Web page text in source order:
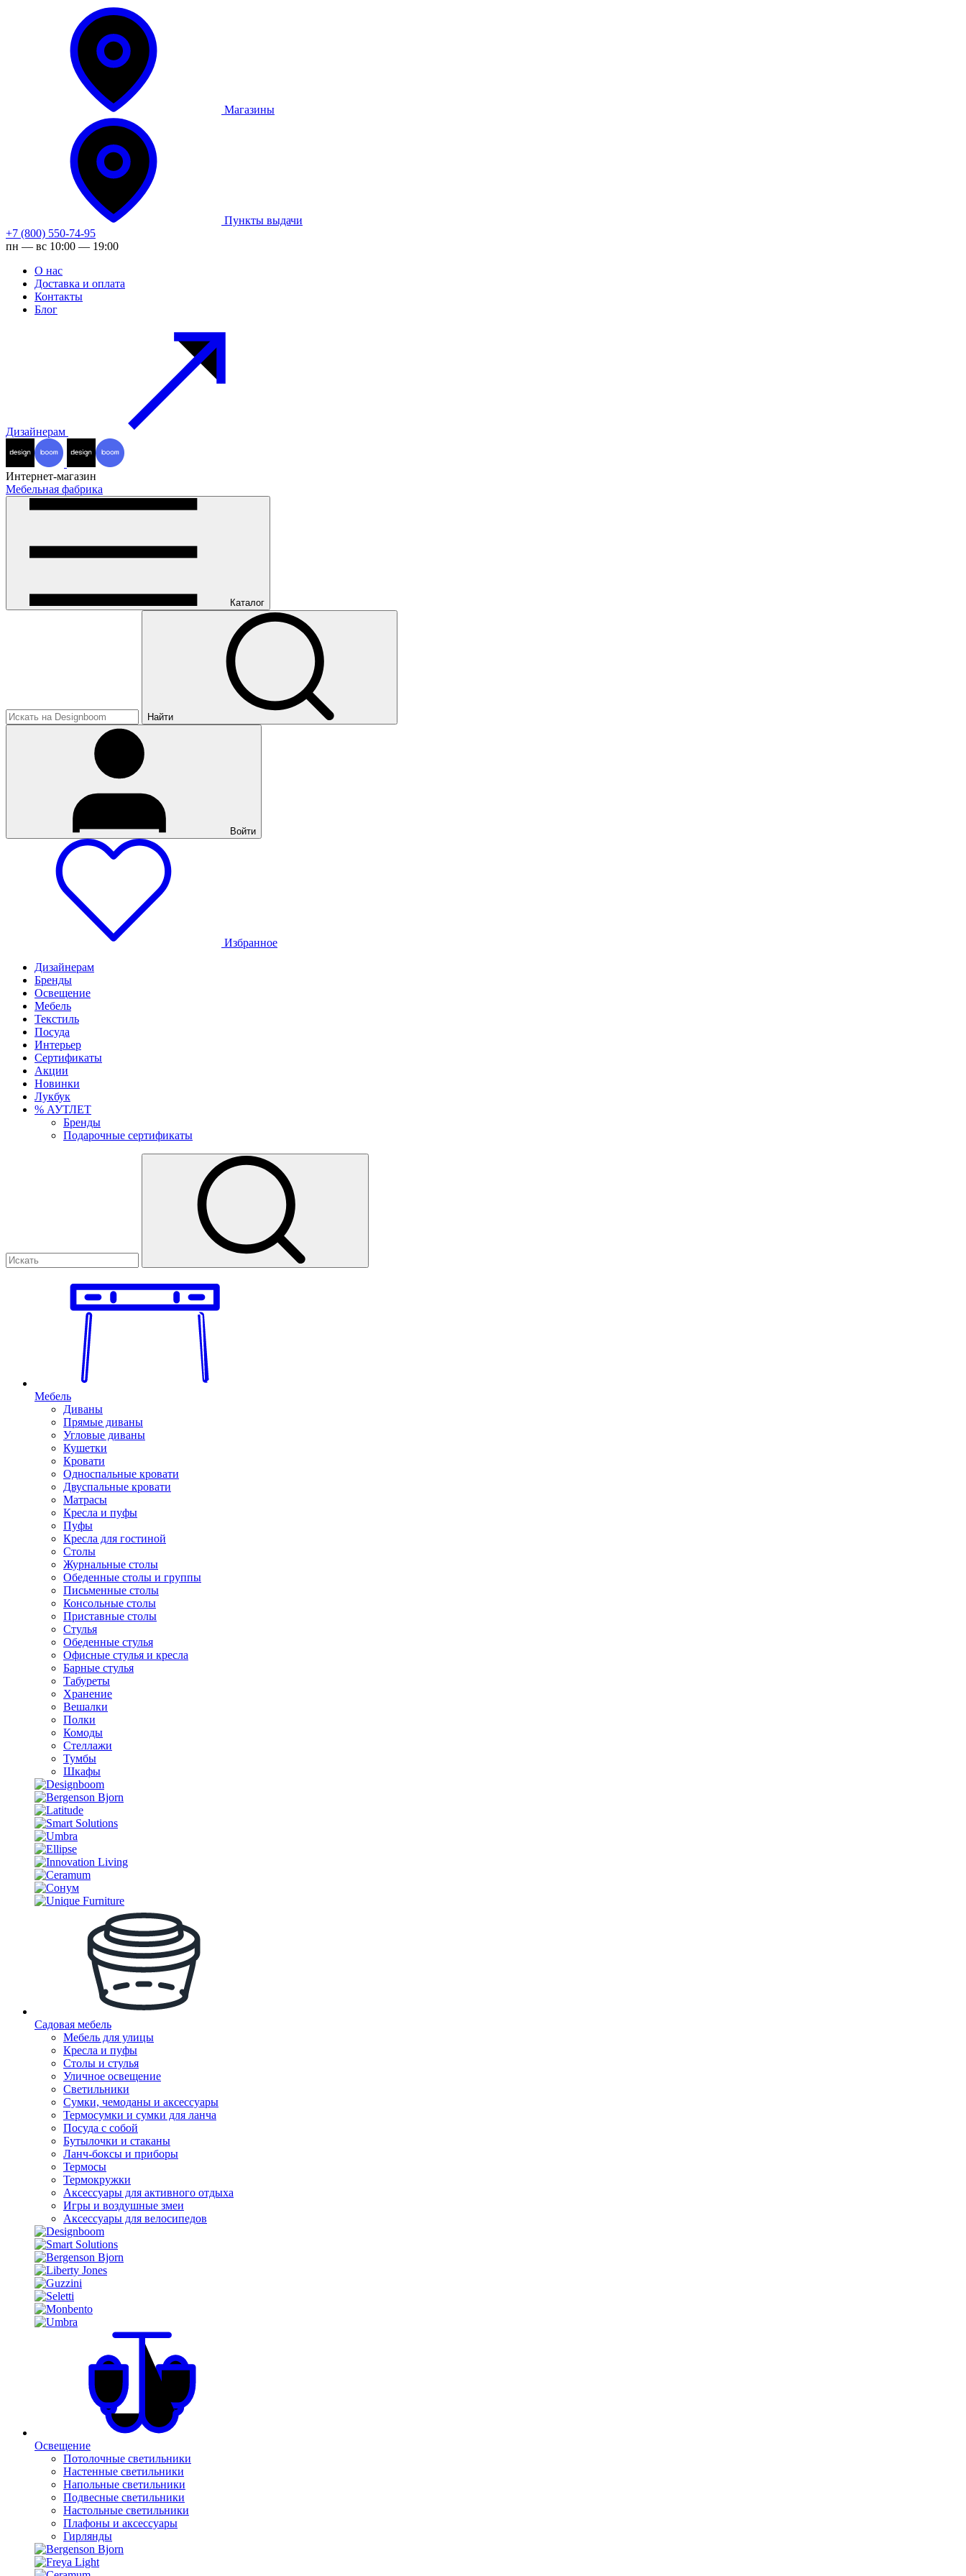
Магазины
Пункты выдачи
+7 (800) 550-74-95
пн — вс 10:00 — 19:00
О нас
Доставка и оплата
Контакты
Блог
Дизайнерам
Интернет-магазин
Мебельная фабрика
Каталог
Найти
Войти
Избранное
Дизайнерам
Бренды
Освещение
Мебель
Текстиль
Посуда
Интерьер
Сертификаты
Акции
Новинки
Лукбук
% АУТЛЕТ
Бренды
Подарочные сертификаты
Мебель
Диваны
Прямые диваны
Угловые диваны
Кушетки
Кровати
Односпальные кровати
Двуспальные кровати
Матрасы
Кресла и пуфы
Пуфы
Кресла для гостиной
Столы
Журнальные столы
Обеденные столы и группы
Письменные столы
Консольные столы
Приставные столы
Стулья
Обеденные стулья
Офисные стулья и кресла
Барные стулья
Табуреты
Хранение
Вешалки
Полки
Комоды
Стеллажи
Тумбы
Шкафы
Садовая мебель
Мебель для улицы
Кресла и пуфы
Столы и стулья
Уличное освещение
Светильники
Сумки, чемоданы и аксессуары
Термосумки и сумки для ланча
Посуда с собой
Бутылочки и стаканы
Ланч-боксы и приборы
Термосы
Термокружки
Аксессуары для активного отдыха
Игры и воздушные змеи
Аксессуары для велосипедов
Освещение
Потолочные светильники
Настенные светильники
Напольные светильники
Подвесные светильники
Настольные светильники
Плафоны и аксессуары
Гирлянды